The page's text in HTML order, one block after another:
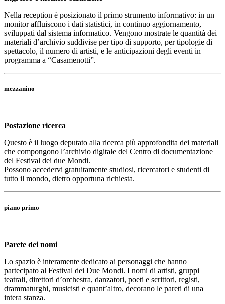
Nella reception è posizionato il primo strumento informativo: in un
monitor affluiscono i dati statistici, in continuo aggiornamento,
sviluppati dal sistema informatico. Vengono mostrate le quantità dei
materiali d’archivio suddivise per tipo di supporto, per tipologie di
spettacolo, il numero di artisti, e le anticipazioni degli eventi in
programma a “Casamenotti”.
mezzanino
Postazione ricerca
Questo è il luogo deputato alla ricerca più approfondita dei materiali
che compongono l’archivio digitale del Centro di documentazione
del Festival dei due Mondi.
Possono accedervi gratuitamente studiosi, ricercatori e studenti di
tutto il mondo, dietro opportuna richiesta.
piano primo
Parete dei nomi
Lo spazio è interamente dedicato ai personaggi che hanno
partecipato al Festival dei Due Mondi. I nomi di artisti, gruppi
teatrali, direttori d’orchestra, danzatori, poeti e scrittori, registi,
drammaturghi, musicisti e quant’altro, decorano le pareti di una
intera stanza.